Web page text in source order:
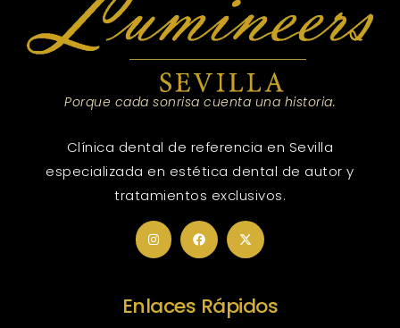
Porque cada sonrisa cuenta una historia.
Clínica dental de referencia en Sevilla
especializada en estética dental de autor y
tratamientos exclusivos.
Enlaces Rápidos